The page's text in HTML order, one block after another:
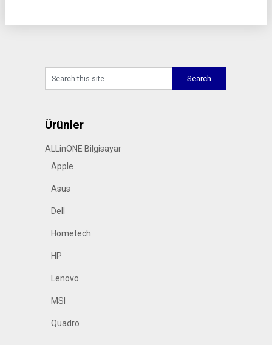
Ürünler
ALLinONE Bilgisayar
Apple
Asus
Dell
Hometech
HP
Lenovo
MSI
Quadro